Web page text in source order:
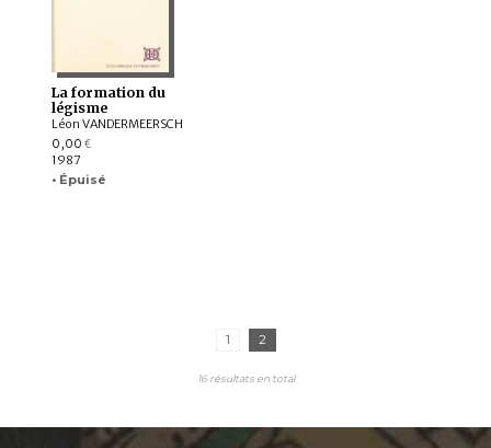
La formation du
légisme
Léon VANDERMEERSCH
0,00 €
1987
• Épuisé
1 2
16 résultats en total